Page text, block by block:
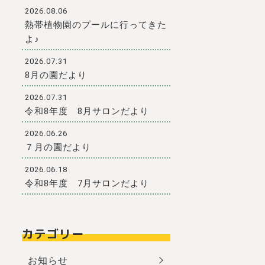
2026.08.06
熱帯植物園のプールに行ってきた
よ♪
2026.07.31
8月の園だより
2026.07.31
令和8年度 8月サロンだより
2026.06.26
７月の園だより
2026.06.18
令和8年度 7月サロンだより
カテゴリー
お知らせ